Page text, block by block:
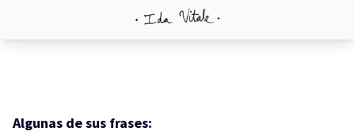
Algunas de sus frases: